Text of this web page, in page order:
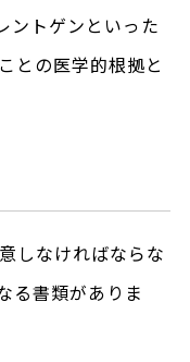
ントゲンといった
との医学的根拠と
しなければならな
る書類がありま